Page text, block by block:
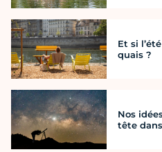
Et si
quais ?
Nos
tête